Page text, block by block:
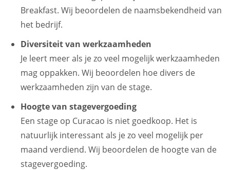
Breakfast. Wij beoordelen de naamsbekendheid van
het bedrijf.
Diversiteit van werkzaamheden
Je leert meer als je zo veel mogelijk werkzaamheden
mag oppakken. Wij beoordelen hoe divers de
werkzaamheden zijn van de stage.
Hoogte van stagevergoeding
Een stage op Curacao is niet goedkoop. Het is
natuurlijk interessant als je zo veel mogelijk per
maand verdiend. Wij beoordelen de hoogte van de
stagevergoeding.